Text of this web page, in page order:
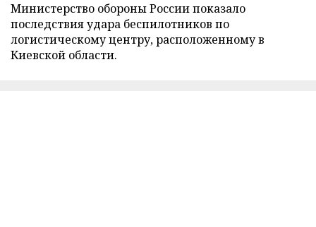
Министерство обороны России показало
последствия удара беспилотников по
логистическому центру, расположенному в
Киевской области.